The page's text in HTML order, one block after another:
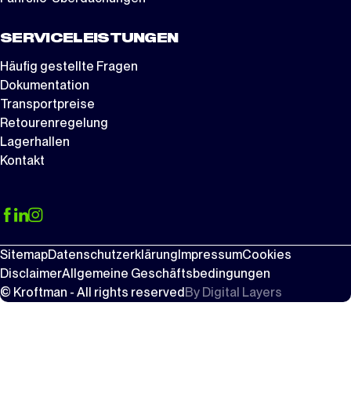
SERVICELEISTUNGEN
Häufig gestellte Fragen
Dokumentation
Transportpreise
Retourenregelung
Lagerhallen
Kontakt
SitemapDatenschutzerklärungImpressumCookies
DisclaimerAllgemeine Geschäftsbedingungen
© Kroftman - All rights reservedBy Digital Layers